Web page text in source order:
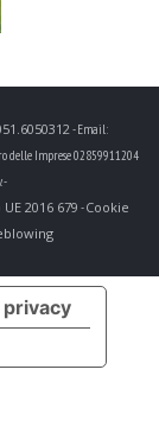
- Email:
delle Imprese 02859911204
-
2016 679 -Cookie